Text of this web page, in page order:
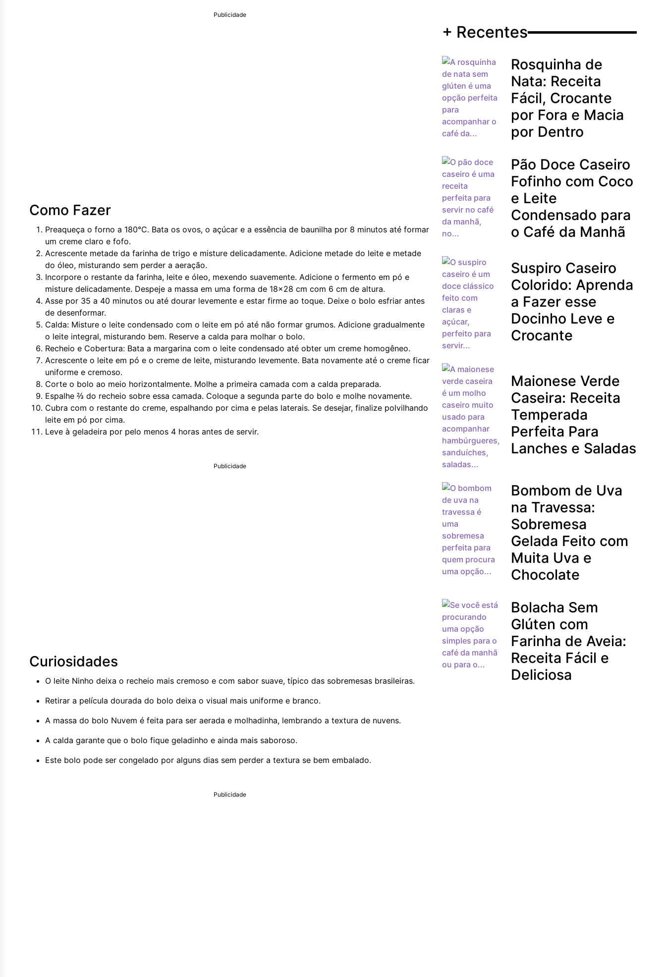
Publicidade
Como Fazer
Preaqueça o forno a 180°C. Bata os ovos, o açúcar e a essência de baunilha por 8 minutos até formar
um creme claro e fofo.
Acrescente metade da farinha de trigo e misture delicadamente. Adicione metade do leite e metade
do óleo, misturando sem perder a aeração.
Incorpore o restante da farinha, leite e óleo, mexendo suavemente. Adicione o fermento em pó e
misture delicadamente. Despeje a massa em uma forma de 18x28 cm com 6 cm de altura.
Asse por 35 a 40 minutos ou até dourar levemente e estar firme ao toque. Deixe o bolo esfriar antes
de desenformar.
Calda: Misture o leite condensado com o leite em pó até não formar grumos. Adicione gradualmente
o leite integral, misturando bem. Reserve a calda para molhar o bolo.
Recheio e Cobertura: Bata a margarina com o leite condensado até obter um creme homogêneo.
Acrescente o leite em pó e o creme de leite, misturando levemente. Bata novamente até o creme ficar
uniforme e cremoso.
Corte o bolo ao meio horizontalmente. Molhe a primeira camada com a calda preparada.
Espalhe ⅔ do recheio sobre essa camada. Coloque a segunda parte do bolo e molhe novamente.
Cubra com o restante do creme, espalhando por cima e pelas laterais. Se desejar, finalize polvilhando
leite em pó por cima.
Leve à geladeira por pelo menos 4 horas antes de servir.
Publicidade
Curiosidades
O leite Ninho deixa o recheio mais cremoso e com sabor suave, típico das sobremesas brasileiras.
Retirar a película dourada do bolo deixa o visual mais uniforme e branco.
A massa do bolo Nuvem é feita para ser aerada e molhadinha, lembrando a textura de nuvens.
A calda garante que o bolo fique geladinho e ainda mais saboroso.
Este bolo pode ser congelado por alguns dias sem perder a textura se bem embalado.
Publicidade
+ Recentes
Rosquinha de
Nata: Receita
Fácil, Crocante
por Fora e Macia
por Dentro
Pão Doce Caseiro
Fofinho com Coco
e Leite
Condensado para
o Café da Manhã
Suspiro Caseiro
Colorido: Aprenda
a Fazer esse
Docinho Leve e
Crocante
Maionese Verde
Caseira: Receita
Temperada
Perfeita Para
Lanches e Saladas
Bombom de Uva
na Travessa:
Sobremesa
Gelada Feito com
Muita Uva e
Chocolate
Bolacha Sem
Glúten com
Farinha de Aveia:
Receita Fácil e
Deliciosa